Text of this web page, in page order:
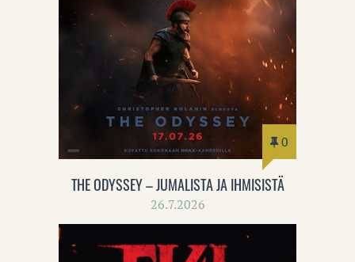
0
THE ODYSSEY – JUMALISTA JA IHMISISTÄ
26.7.2026